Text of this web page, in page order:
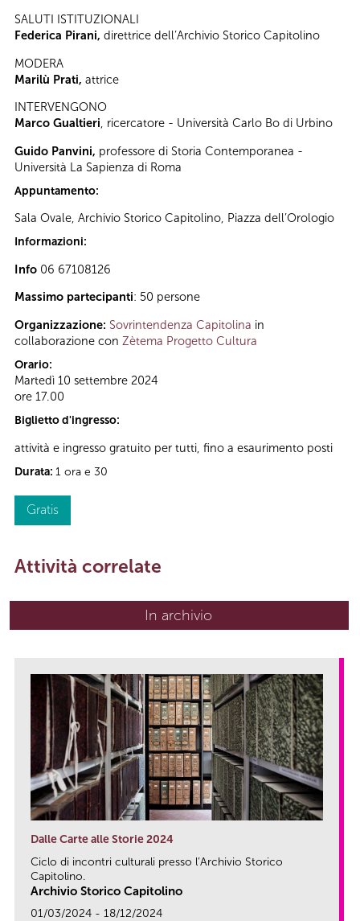
SALUTI ISTITUZIONALI
Federica Pirani, direttrice dell’Archivio Storico Capitolino
MODERA
Marilù Prati, attrice
INTERVENGONO
Marco Gualtieri, ricercatore - Università Carlo Bo di Urbino
Guido Panvini, professore di Storia Contemporanea -
Università La Sapienza di Roma
Appuntamento:
Sala Ovale, Archivio Storico Capitolino, Piazza dell’Orologio
Informazioni:
Info 06 67108126
Massimo partecipanti: 50 persone
Organizzazione: Sovrintendenza Capitolina in
collaborazione con Zètema Progetto Cultura
Orario:
Martedì 10 settembre 2024
ore 17.00
Biglietto d'ingresso:
attività e ingresso gratuito per tutti, fino a esaurimento posti
Durata: 1 ora e 30
Gratis
Attività correlate
In archivio
Dalle Carte alle Storie 2024
Ciclo di incontri culturali presso l’Archivio Storico
Capitolino.
Archivio Storico Capitolino
01/03/2024 - 18/12/2024